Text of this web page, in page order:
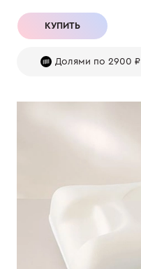
КУПИТЬ
Долями по 2900 ₽